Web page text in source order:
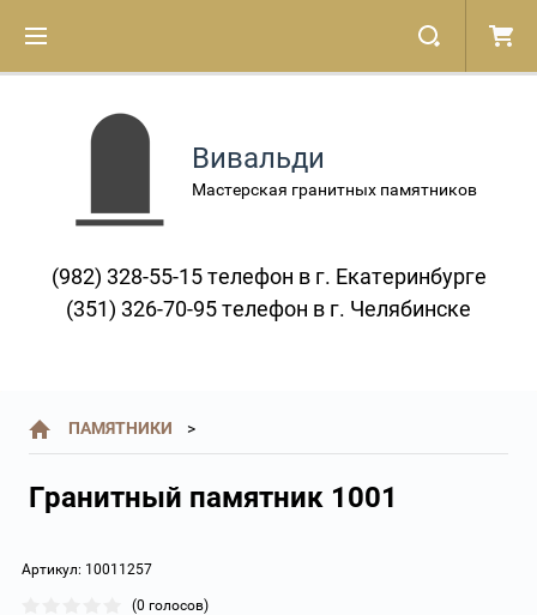
Вивальди
Мастерская гранитных памятников
(982) 328-55-15 телефон в г. Екатеринбурге
(351) 326-70-95 телефон в г. Челябинске
ПАМЯТНИКИ
Гранитный памятник 1001
Артикул: 10011257
(0 голосов)